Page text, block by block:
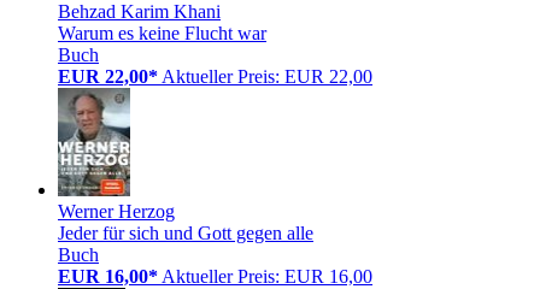
Behzad Karim Khani
Warum es keine Flucht war
Buch
EUR 22,00* Aktueller Preis: EUR 22,00
Werner Herzog
Jeder für sich und Gott gegen alle
Buch
EUR 16,00* Aktueller Preis: EUR 16,00